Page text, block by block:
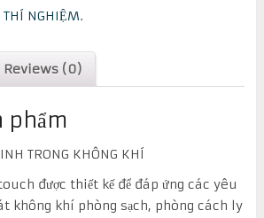
THÍ NGHIỆM.
Reviews (0)
phẩm
TRONG KHÔNG KHÍ
được thiết kế để đáp ứng các yêu
không khí phòng sạch, phòng cách ly